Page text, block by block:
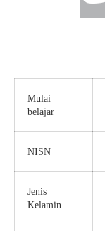
Mulai
belajar
NISN
Jenis
Kelamin